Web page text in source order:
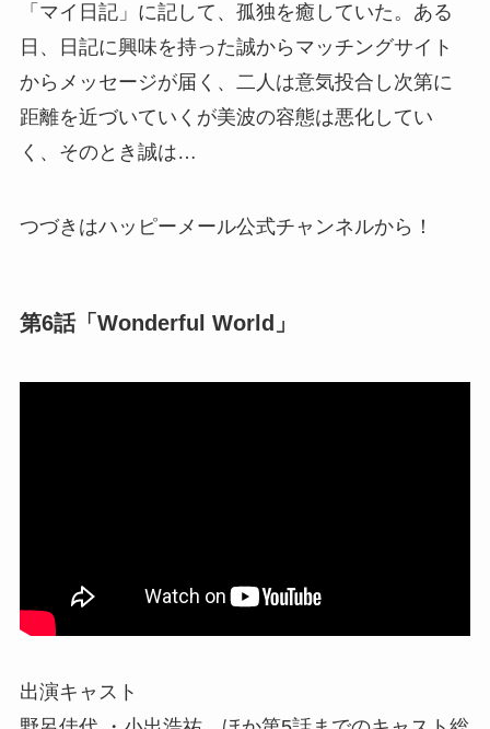
「マイ日記」に記して、孤独を癒していた。ある
日、日記に興味を持った誠からマッチングサイト
からメッセージが届く、二人は意気投合し次第に
距離を近づいていくが美波の容態は悪化してい
く、そのとき誠は…
つづきはハッピーメール公式チャンネルから！
第6話「Wonderful World」
出演キャスト